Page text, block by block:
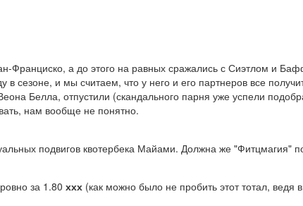
а до этого на равных сражались с Сиэтлом и
и мы считаем, что у него и его партнеров все
Белла, отпустили (скандального парня уже успели
нам вообще не понятно.
подвигов квотербека Майами. Должна же "Фитцмагия"
за 1.80 ххх (как можно было не пробить этот тотал, ведя